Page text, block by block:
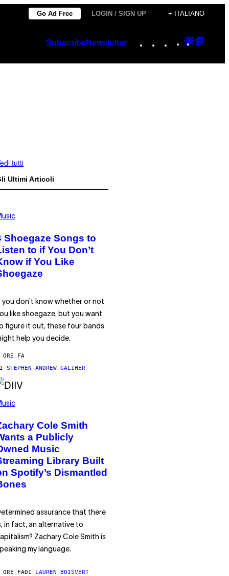
Go Ad Free LOGIN / SIGN UP + ITALIANO
SubscribeNewsletter Instagram
TikTok
YouTube
Google
tutti
Ultimi Articoli
Shoegaze Songs to
to if You Don’t
if You Like
you don’t know whether or not
like shoegaze, but you want
figure it out, these four bands
help you decide.
ORE FA
STEPHEN ANDREW GALIHER
Cole Smith
a Publicly
Music
Library Built
Spotify’s Dismantled
assurance that there
in fact, an alternative to
Zachary Cole Smith is
my language.
ORE FADI LAUREN BOISVERT